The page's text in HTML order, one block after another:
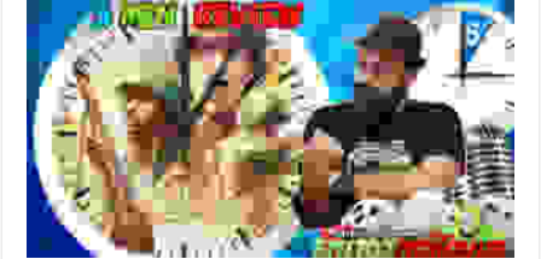
Normandy
–
5
Review